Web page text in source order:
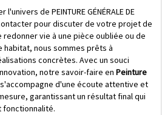
de PEINTURE GÉNÉRALE DE
contacter pour discuter de votre projet de
vie à une pièce oubliée ou de
nous sommes prêts à
concrètes. Avec un souci
notre savoir-faire en Peinture
s'accompagne d'une écoute attentive et
garantissant un résultat final qui
fonctionnalité.